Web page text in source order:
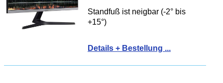
Standfuß ist neigbar (-2° bis
+15°)
Details + Bestellung ...